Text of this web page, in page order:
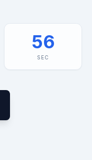
56
SEC